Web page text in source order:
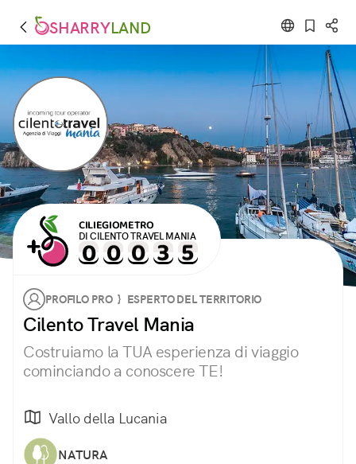
SHARRYLAND
CILIEGIOMETRO
DI CILENTO TRAVEL MANIA
PROFILO PRO } ESPERTO DEL TERRITORIO
Cilento Travel Mania
Costruiamo la TUA esperienza di viaggio
cominciando a conoscere TE!
Vallo della Lucania
NATURA